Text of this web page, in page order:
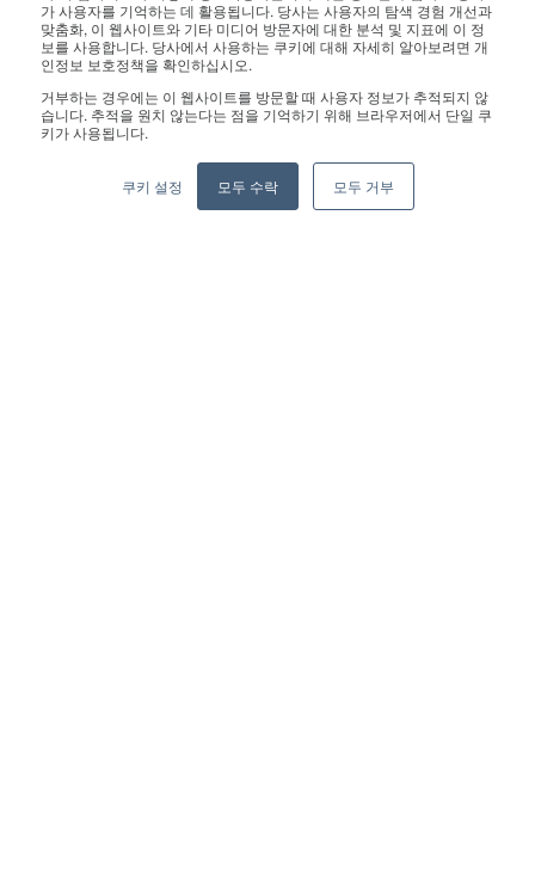
가 사용자를 기억하는 데 활용됩니다. 당사는 사용자의 탐색 경험 개선과
맞춤화, 이 웹사이트와 기타 미디어 방문자에 대한 분석 및 지표에 이 정
보를 사용합니다. 당사에서 사용하는 쿠키에 대해 자세히 알아보려면 개
인정보 보호정책을 확인하십시오.
거부하는 경우에는 이 웹사이트를 방문할 때 사용자 정보가 추적되지 않
습니다. 추적을 원치 않는다는 점을 기억하기 위해 브라우저에서 단일 쿠
키가 사용됩니다.
쿠키 설정 모두 수락 모두 거부
보 관련 문의는 홍보팀으로 연락 바랍니다.:pr@geekplus.com
Copyright © 2026 Geekplus Technology Co., Ltd. All rights
reserved.